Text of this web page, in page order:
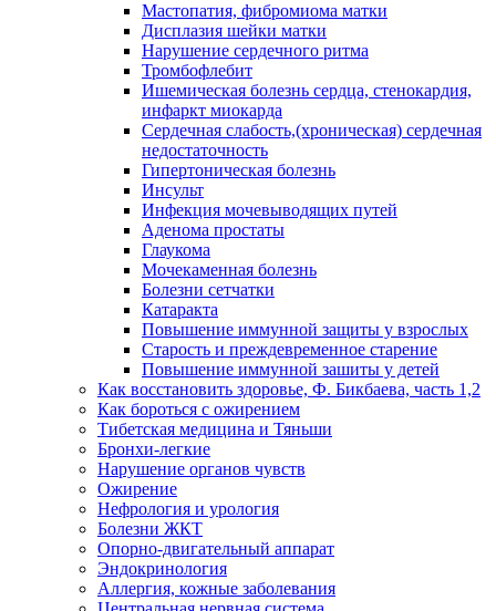
Мастопатия, фибромиома матки
Дисплазия шейки матки
Нарушение сердечного ритма
Тромбофлебит
Ишемическая болезнь сердца, стенокардия,
инфаркт миокарда
Сердечная слабость,(хроническая) сердечная
недостаточность
Гипертоническая болезнь
Инсульт
Инфекция мочевыводящих путей
Аденома простаты
Глаукома
Мочекаменная болезнь
Болезни сетчатки
Катаракта
Повышение иммунной защиты у взрослых
Старость и преждевременное старение
Повышение иммунной зашиты у детей
Как восстановить здоровье, Ф. Бикбаева, часть 1,2
Как бороться с ожирением
Тибетская медицина и Тяньши
Бронхи-легкие
Нарушение органов чувств
Ожирение
Нефрология и урология
Болезни ЖКТ
Опорно-двигательный аппарат
Эндокринология
Аллергия, кожные заболевания